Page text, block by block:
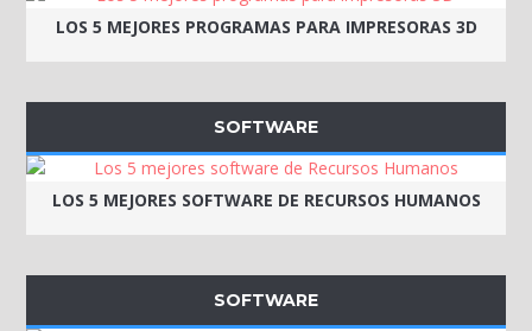
LOS 5 MEJORES PROGRAMAS PARA IMPRESORAS 3D
SOFTWARE
LOS 5 MEJORES SOFTWARE DE RECURSOS HUMANOS
SOFTWARE